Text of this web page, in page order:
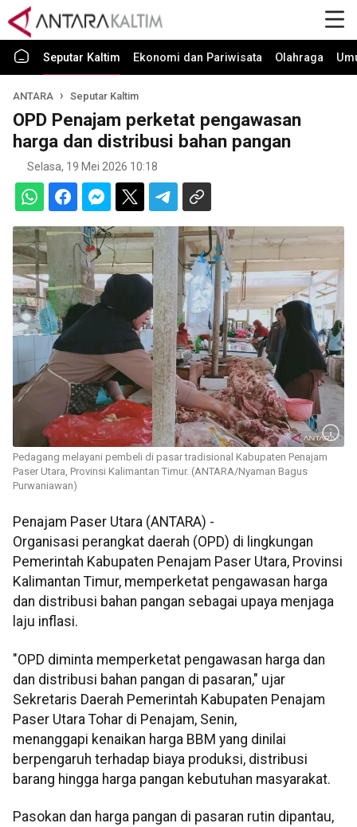
Seputar Kaltim Ekonomi dan Pariwisata Olahraga
ANTARA Seputar Kaltim
OPD Penajam perketat pengawasan
harga dan distribusi bahan pangan
Selasa, 19 Mei 2026 10:18
Pedagang melayani pembeli di pasar tradisional Kabupaten Penajam
Paser Utara, Provinsi Kalimantan Timur. (ANTARA/Nyaman Bagus
Purwaniawan)
Penajam Paser Utara (ANTARA) -
Organisasi perangkat daerah (OPD) di lingkungan
Pemerintah Kabupaten Penajam Paser Utara, Provinsi
Kalimantan Timur, memperketat pengawasan harga
dan distribusi bahan pangan sebagai upaya menjaga
laju inflasi.
"OPD diminta memperketat pengawasan harga dan
dan distribusi bahan pangan di pasaran," ujar
Sekretaris Daerah Pemerintah Kabupaten Penajam
Paser Utara Tohar di Penajam, Senin,
menanggapi kenaikan harga BBM yang dinilai
berpengaruh terhadap biaya produksi, distribusi
barang hingga harga pangan kebutuhan masyarakat.
Pasokan dan harga pangan di pasaran rutin dipantau,